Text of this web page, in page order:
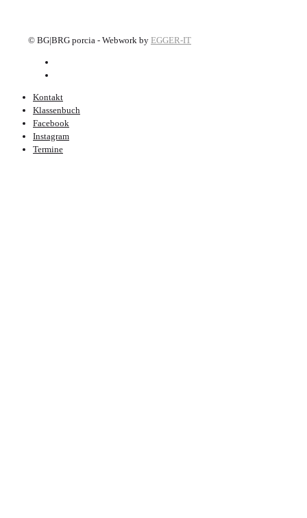
© BG|BRG porcia - Webwork by EGGER-IT
Kontakt
Klassenbuch
Facebook
Instagram
Termine